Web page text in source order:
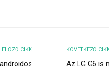
ELŐZŐ CIKK KÖVETKEZŐ
Az LG G6 is